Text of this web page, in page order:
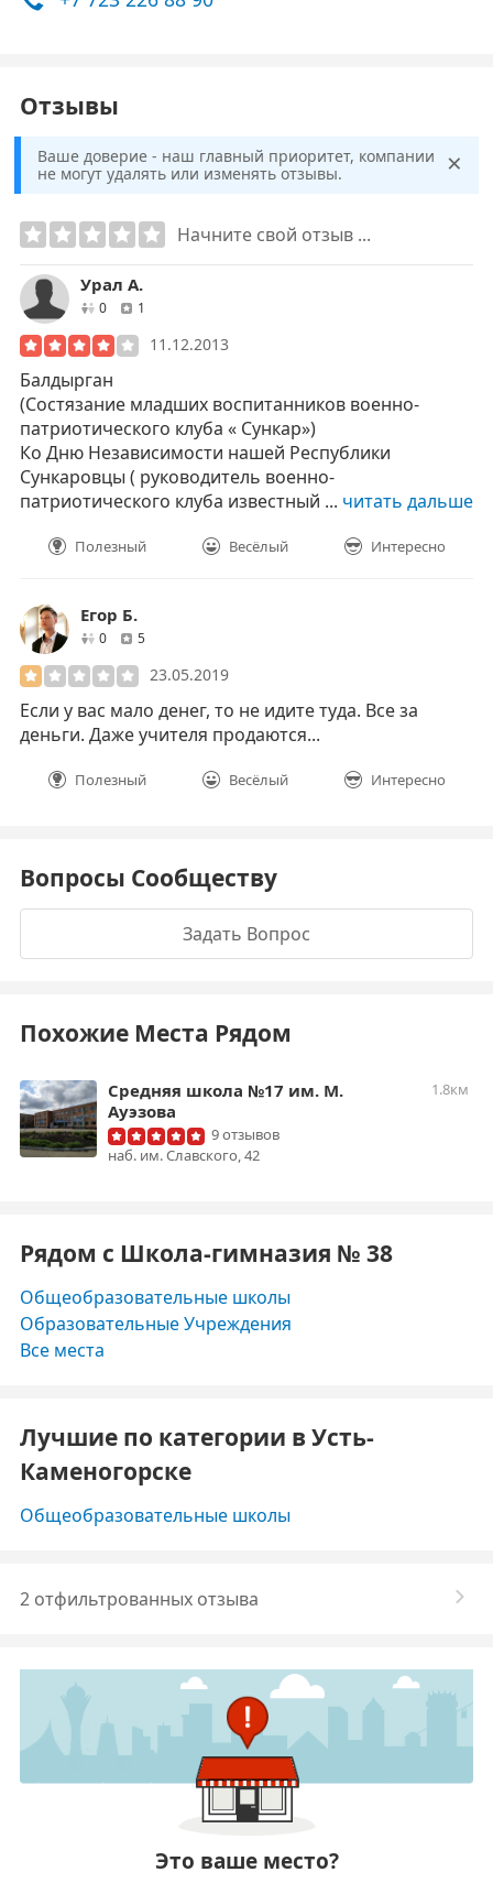
Отзывы
Ваше доверие - наш главный приоритет, компании
не могут удалять или изменять отзывы.
×
Начните свой отзыв ...
Урал А.
0друзей1
11.12.2013
Балдырган
(Состязание младших воспитанников военно-
патриотического клуба « Сункар»)
Ко Дню Независимости нашей Республики
Сункаровцы ( руководитель военно-
патриотического клуба известный ... читать дальше
Полезный Весёлый Интересно
Егор Б.
0друзей
5отзывов
23.05.2019
Если у вас мало денег, то не идите туда. Все за
деньги. Даже учителя продаются...
Полезный Весёлый Интересно
Вопросы Сообществу
Задать Вопрос
Похожие Места Рядом
Средняя школа №17 им. М.
Ауэзова
1.8км
9 отзывов
наб. им. Славского, 42
Рядом с Школа-гимназия № 38
Общеобразовательные школы
Образовательные Учреждения
Все места
Лучшие по категории в Усть-
Каменогорске
Общеобразовательные школы
2 отфильтрованных отзыва
Это ваше место?